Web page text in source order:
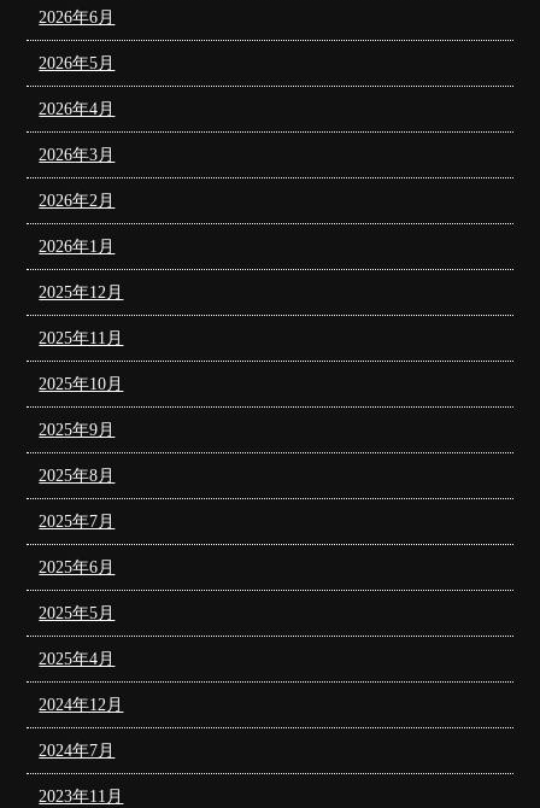
2026年6月
2026年5月
2026年4月
2026年3月
2026年2月
2026年1月
2025年12月
2025年11月
2025年10月
2025年9月
2025年8月
2025年7月
2025年6月
2025年5月
2025年4月
2024年12月
2024年7月
2023年11月